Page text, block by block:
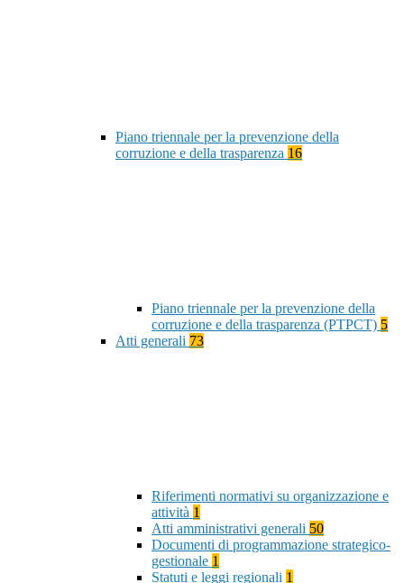
Piano triennale per la prevenzione della
corruzione e della trasparenza 16
Piano triennale per la prevenzione della
corruzione e della trasparenza (PTPCT) 5
Atti generali 73
Riferimenti normativi su organizzazione e
attività 1
Atti amministrativi generali 50
Documenti di programmazione strategico-
gestionale 1
Statuti e leggi regionali 1